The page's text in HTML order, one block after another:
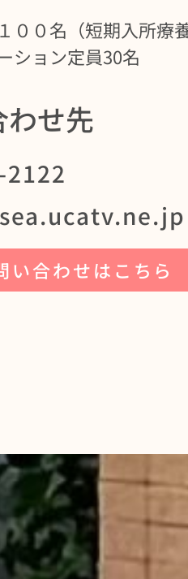
０名（短期入所療養
ション定員30名
せ先
い合わせはこちら